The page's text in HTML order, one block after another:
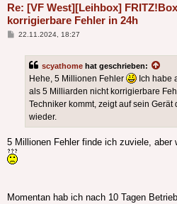
Re: [VF West][Leihbox]
korrigierbare Fehler in 24h
Beitrag
22.11.2024, 18:27
scyathome hat geschrieben:
Hehe, 5 Millionen Fehler
Ich habe
als 5 Milliarden nicht korrigierbare
Techniker kommt, zeigt auf sein
wieder.
5 Millionen Fehler finde ich zuviele, aber
Momentan hab ich nach 10 Tagen